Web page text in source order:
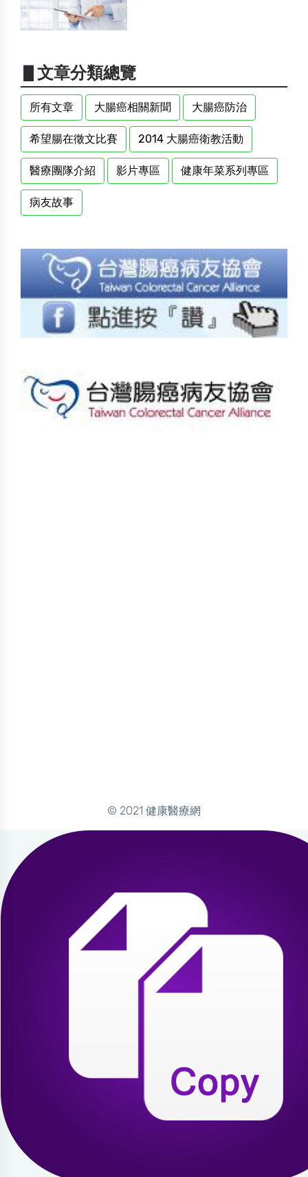
▋文章分類總覽
所有文章 大腸癌相關新聞 大腸癌防治
希望腸在徵文比賽 2014 大腸癌衛教活動
醫療團隊介紹 影片專區 健康年菜系列專區
病友故事
© 2021 健康醫療網